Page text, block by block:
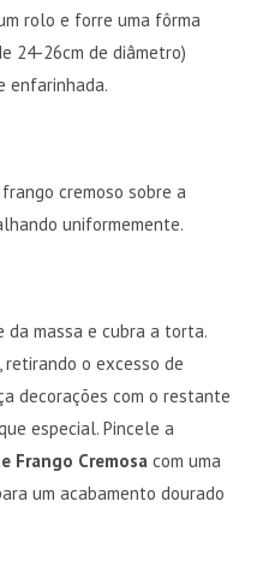
rolo e forre uma fôrma
24-26cm de diâmetro)
enfarinhada.
cremoso sobre a
uniformemente.
massa e cubra a torta.
retirando o excesso de
decorações com o restante
especial. Pincele a
Frango Cremosa com uma
um acabamento dourado